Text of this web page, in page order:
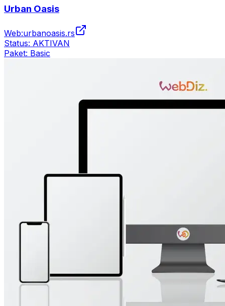
Urban Oasis
Web:urbanoasis.rs
Status: AKTIVAN
Paket: Basic